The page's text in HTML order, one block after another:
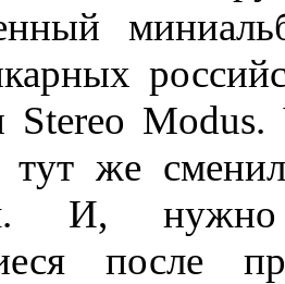
Stereo Modus.
тут же
И, нужно
после